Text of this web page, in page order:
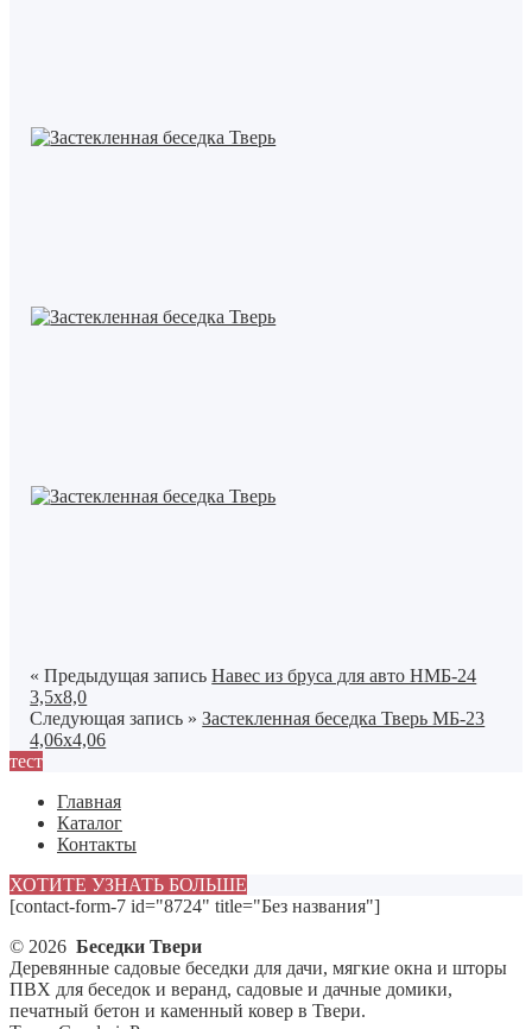
« Предыдущая запись Навес из бруса для авто НМБ-24
3,5х8,0
Следующая запись » Застекленная беседка Тверь МБ-23
4,06х4,06
тест
Главная
Каталог
Контакты
ХОТИТЕ УЗНАТЬ БОЛЬШЕ
[contact-form-7 id="8724" title="Без названия"]
© 2026 Беседки Твери
Деревянные садовые беседки для дачи, мягкие окна и шторы
ПВХ для беседок и веранд, садовые и дачные домики,
печатный бетон и каменный ковер в Твери.